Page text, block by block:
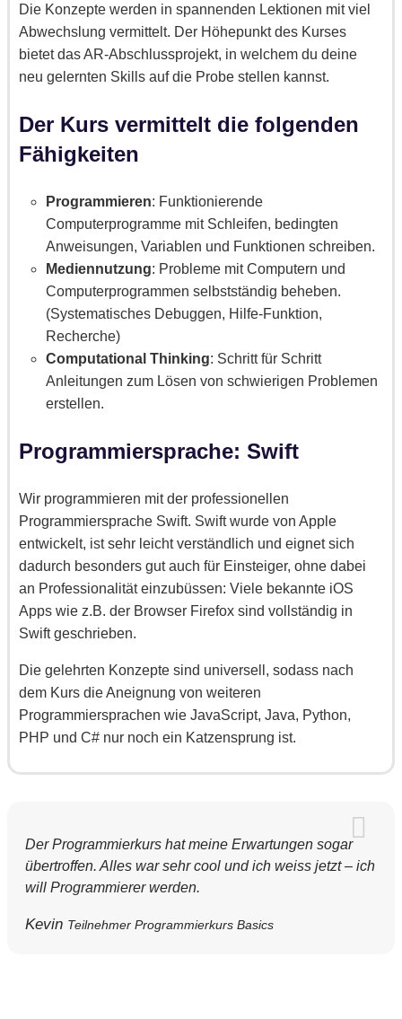
Die Konzepte werden in spannenden Lektionen mit viel
Abwechslung vermittelt. Der Höhepunkt des Kurses
bietet das AR-Abschlussprojekt, in welchem du deine
neu gelernten Skills auf die Probe stellen kannst.
Der Kurs vermittelt die folgenden
Fähigkeiten
Programmieren: Funktionierende
Computerprogramme mit Schleifen, bedingten
Anweisungen, Variablen und Funktionen schreiben.
Mediennutzung: Probleme mit Computern und
Computerprogrammen selbstständig beheben.
(Systematisches Debuggen, Hilfe-Funktion,
Recherche)
Computational Thinking: Schritt für Schritt
Anleitungen zum Lösen von schwierigen Problemen
erstellen.
Programmiersprache: Swift
Wir programmieren mit der professionellen
Programmiersprache Swift. Swift wurde von Apple
entwickelt, ist sehr leicht verständlich und eignet sich
dadurch besonders gut auch für Einsteiger, ohne dabei
an Professionalität einzubüssen: Viele bekannte iOS
Apps wie z.B. der Browser Firefox sind vollständig in
Swift geschrieben.
Die gelehrten Konzepte sind universell, sodass nach
dem Kurs die Aneignung von weiteren
Programmiersprachen wie JavaScript, Java, Python,
PHP und C# nur noch ein Katzensprung ist.
Der Programmierkurs hat meine Erwartungen sogar
übertroffen. Alles war sehr cool und ich weiss jetzt – ich
will Programmierer werden.
Kevin Teilnehmer Programmierkurs Basics